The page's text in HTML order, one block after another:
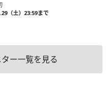
（土）23:59まで
ー一覧を見る